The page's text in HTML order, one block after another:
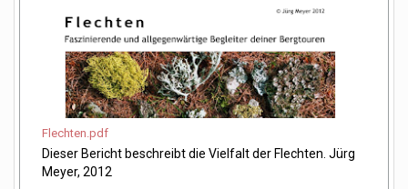
Flechten.pdf
Dieser Bericht beschreibt die Vielfalt der Flechten. Jürg
Meyer, 2012